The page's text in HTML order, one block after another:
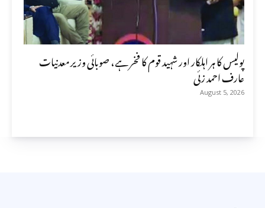
پولیس کا ہر اہلکار اور شہید قوم کا فخر ہے، صوبائی وزیر معدنیات
عارف احمد زئی
August 5, 2026